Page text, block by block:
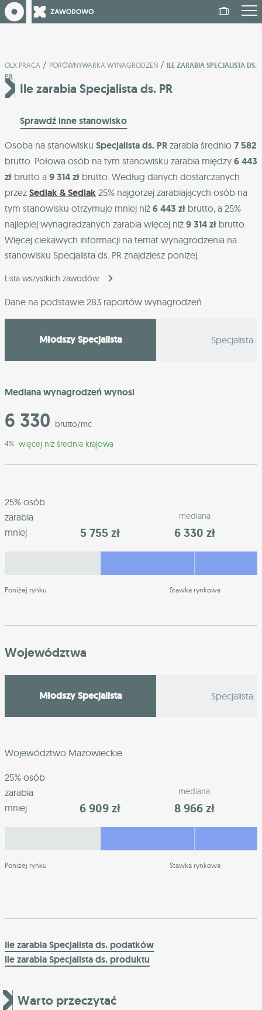
OLX PRACA / PORÓWNYWARKA WYNAGRODZEŃ / ILE ZARABIA SPECJALISTA DS.
PR
Ile zarabia Specjalista ds. PR
Sprawdź inne stanowisko
Osoba na stanowisku Specjalista ds. PR zarabia średnio 7 582
brutto. Połowa osób na tym stanowisku zarabia między 6 443
zł brutto a 9 314 zł brutto. Według danych dostarczanych
przez Sedlak & Sedlak 25% najgorzej zarabiających osób na
tym stanowisku otrzymuje mniej niż 6 443 zł brutto, a 25%
najlepiej wynagradzanych zarabia więcej niż 9 314 zł brutto.
Więcej ciekawych informacji na temat wynagrodzenia na
stanowisku Specjalista ds. PR znajdziesz poniżej.
Lista wszystkich zawodów
Dane na podstawie 283 raportów wynagrodzeń
Młodszy Specjalista Specjalista
Mediana wynagrodzeń wynosi
6 330 brutto/mc
4% więcej niż średnia krajowa
25% osób
zarabia
mniej
5 755 zł
mediana
6 330 zł
Poniżej rynku Stawka rynkowa
Województwa
Młodszy Specjalista Specjalista
Województwo Mazowieckie
25% osób
zarabia
mniej
6 909 zł
mediana
8 966 zł
Poniżej rynku Stawka rynkowa
Ile zarabia Specjalista ds. podatków
Ile zarabia Specjalista ds. produktu
Warto przeczytać